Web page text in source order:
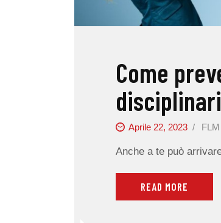
Come
disciplinari
Aprile 22, 2023
Anche a te può
READ MORE